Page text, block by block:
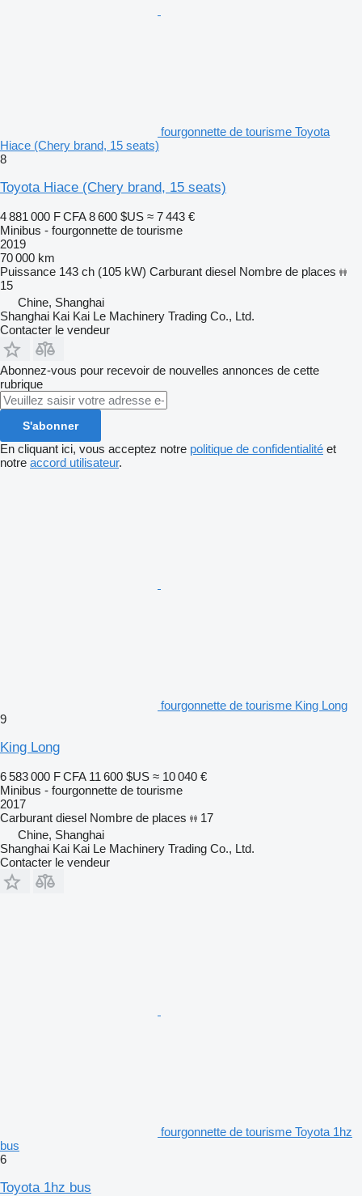
fourgonnette de tourisme Toyota
Hiace (Chery brand, 15 seats)
8
Toyota Hiace (Chery brand, 15 seats)
4 881 000 F CFA 8 600 $US ≈ 7 443 €
Minibus - fourgonnette de tourisme
2019
70 000 km
Puissance 143 ch (105 kW) Carburant diesel Nombre de places
15
Chine, Shanghai
Shanghai Kai Kai Le Machinery Trading Co., Ltd.
Contacter le vendeur
Abonnez-vous pour recevoir de nouvelles annonces de cette
rubrique
S'abonner
En cliquant ici, vous acceptez notre politique de confidentialité et
notre accord utilisateur.
fourgonnette de tourisme King Long
9
King Long
6 583 000 F CFA 11 600 $US ≈ 10 040 €
Minibus - fourgonnette de tourisme
2017
Carburant diesel Nombre de places
17
Chine, Shanghai
Shanghai Kai Kai Le Machinery Trading Co., Ltd.
Contacter le vendeur
fourgonnette de tourisme Toyota 1hz
bus
6
Toyota 1hz bus